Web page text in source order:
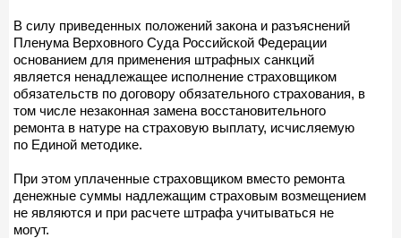
В силу приведенных положений закона и разъяснений
Пленума Верховного Суда Российской Федерации
основанием для применения штрафных санкций
является ненадлежащее исполнение страховщиком
обязательств по договору обязательного страхования, в
том числе незаконная замена восстановительного
ремонта в натуре на страховую выплату, исчисляемую
по Единой методике.
При этом уплаченные страховщиком вместо ремонта
денежные суммы надлежащим страховым возмещением
не являются и при расчете штрафа учитываться не
могут.